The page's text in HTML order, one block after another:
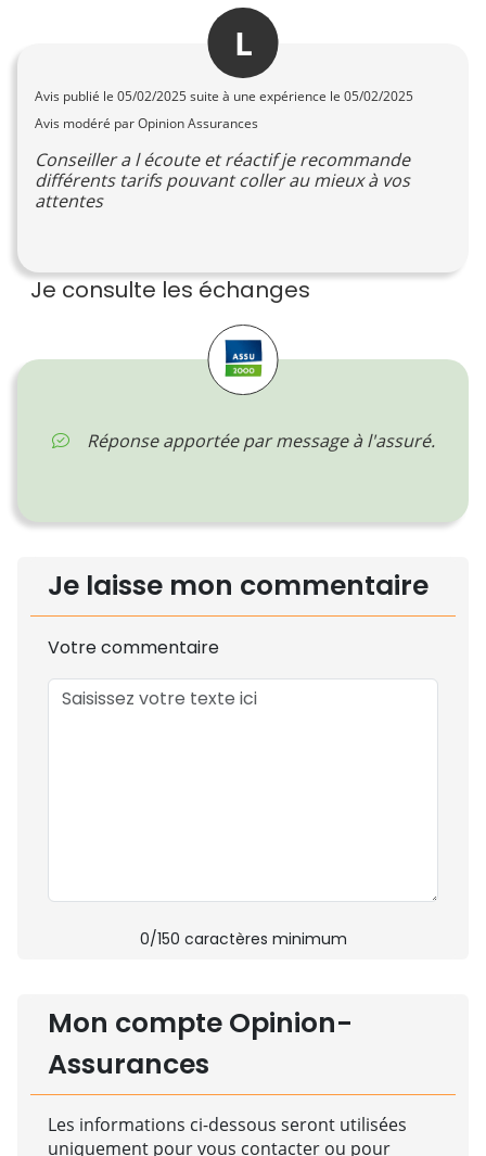
L
Avis publié le 05/02/2025 suite à une expérience le 05/02/2025
Avis modéré par Opinion Assurances
Conseiller a l écoute et réactif je recommande
différents tarifs pouvant coller au mieux à vos
attentes
Je consulte les échanges
Réponse apportée par message à l'assuré.
Je laisse mon commentaire
Votre commentaire
0/150 caractères minimum
Mon compte Opinion-
Assurances
Les informations ci-dessous seront utilisées
uniquement pour vous contacter ou pour